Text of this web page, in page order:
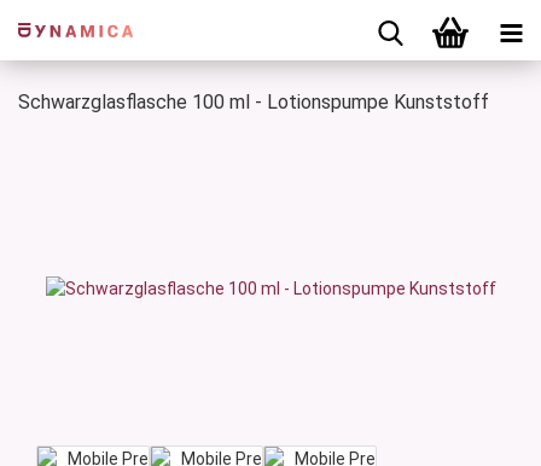
Schwarzglasflasche 100 ml - Lotionspumpe Kunststoff